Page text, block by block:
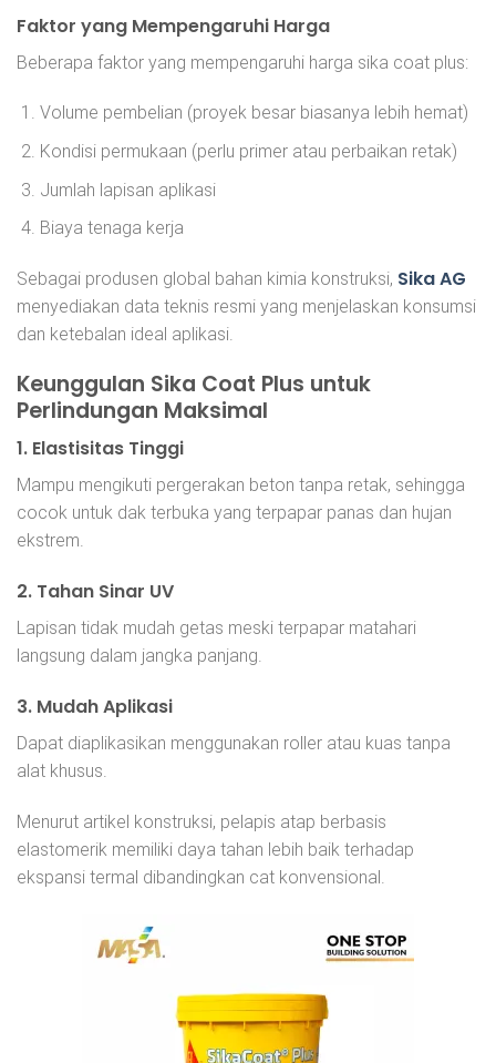
Faktor yang Mempengaruhi Harga
Beberapa faktor yang mempengaruhi harga sika coat plus:
Volume pembelian (proyek besar biasanya lebih hemat)
Kondisi permukaan (perlu primer atau perbaikan retak)
Jumlah lapisan aplikasi
Biaya tenaga kerja
Sebagai produsen global bahan kimia konstruksi, Sika AG
menyediakan data teknis resmi yang menjelaskan konsumsi
dan ketebalan ideal aplikasi.
Keunggulan Sika Coat Plus untuk
Perlindungan Maksimal
1. Elastisitas Tinggi
Mampu mengikuti pergerakan beton tanpa retak, sehingga
cocok untuk dak terbuka yang terpapar panas dan hujan
ekstrem.
2. Tahan Sinar UV
Lapisan tidak mudah getas meski terpapar matahari
langsung dalam jangka panjang.
3. Mudah Aplikasi
Dapat diaplikasikan menggunakan roller atau kuas tanpa
alat khusus.
Menurut artikel konstruksi, pelapis atap berbasis
elastomerik memiliki daya tahan lebih baik terhadap
ekspansi termal dibandingkan cat konvensional.